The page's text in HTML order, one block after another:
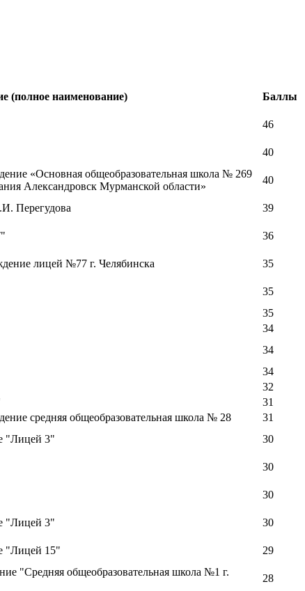
(полное наименование) Баллы
46
40
«Основная общеобразовательная школа № 269
Александровск Мурманской области»
40
Перегудова 39
36
лицей №77 г. Челябинска 35
35
35
34
34
34
32
31
средняя общеобразовательная школа № 28
31
"Лицей 3" 30
30
30
"Лицей 3" 30
"Лицей 15" 29
"Средняя общеобразовательная школа №1 г.
28